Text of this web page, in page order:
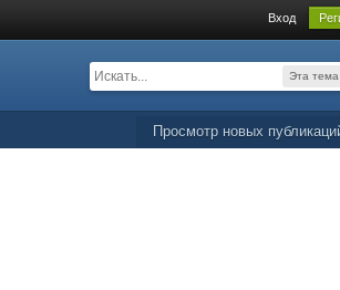
Вход
Эта тема
Просмотр новых